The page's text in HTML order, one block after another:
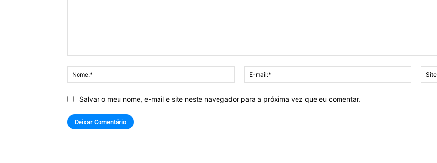
Nome:*
mail:*
Salvar o meu nome, e-mail e site neste navegador para a próxima vez que eu comentar.